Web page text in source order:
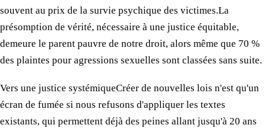
souvent au prix de la survie psychique des victimes.​La
présomption de vérité, nécessaire à une justice équitable,
demeure le parent pauvre de notre droit, alors même que 70 %
des plaintes pour agressions sexuelles sont classées sans suite.
​Vers une justice systémique ​Créer de nouvelles lois n'est qu'un
écran de fumée si nous refusons d'appliquer les textes
existants, qui permettent déjà des peines allant jusqu'à 20 ans